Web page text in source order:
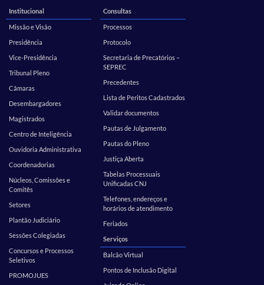
Institucional
Missão e Visão
Presidência
Vice-Presidência
Tribunal Pleno
Câmaras
Desembargadores
Magistrados
Centro de Inteligência
Ouvidoria Administrativa
Coordenadorias
Núcleos, Comissões e
Comitês
Setores
Plantão Judiciário
Sessões Colegiadas
Concursos e Processos
Seletivos
PROMOJUES
Consultas
Processos
Protocolo
Secretaria de Precatórios –
SEPREC
Precedentes
Lista de Peritos Cadastrados
Validar documentos
Pautas de Julgamento
Pautas do Pleno
Justiça Aberta
Tabelas Processuais
Unificadas CNJ
Telefones, endereços e
horários de atendimento
Feriados
Serviços
Balcão Virtual
Pontos de Inclusão Digital